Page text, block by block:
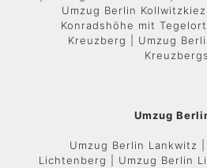
Umzug Berlin
Konradshöhe mit
Kreuzberg | Umzug
Kreuzbergs
Umzug
Umzug Berlin Lankwitz
Lichtenberg | Umzug Berlin